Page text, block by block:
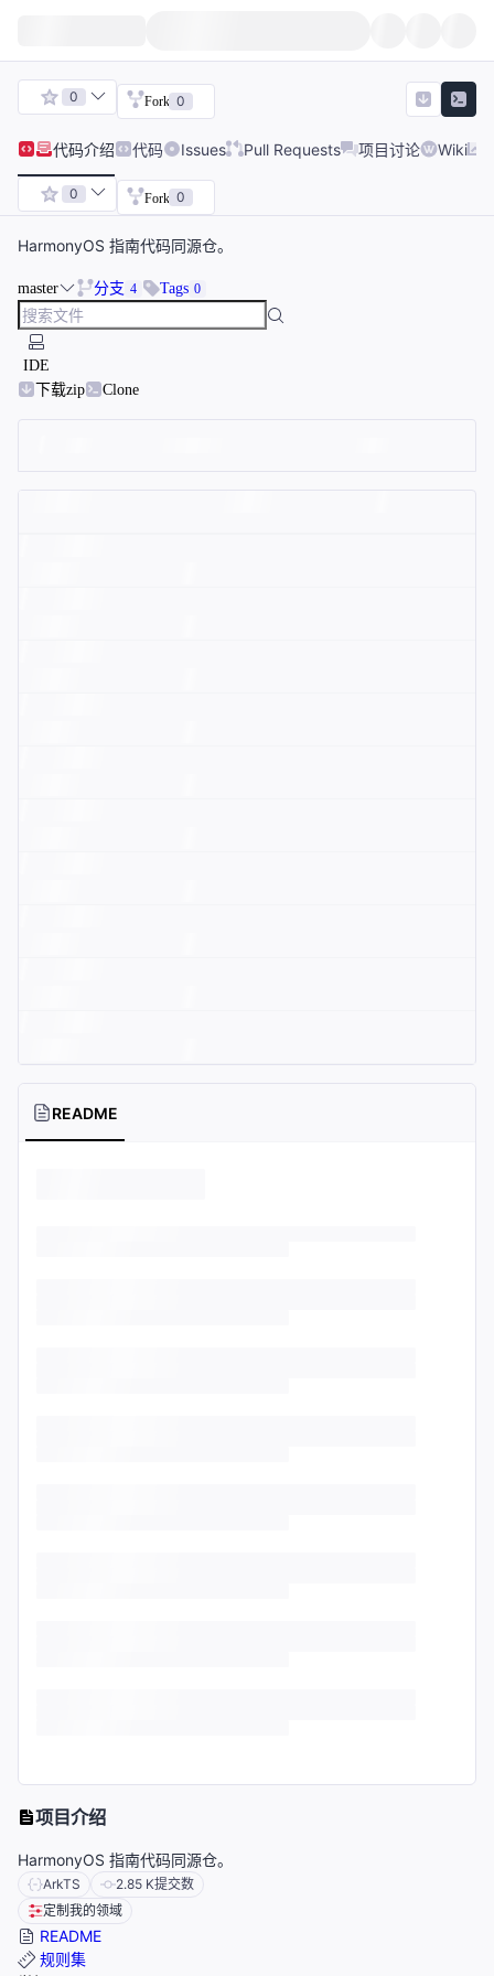
0 Fork 0
代码介绍 代码 Issues Pull Requests 项目讨论 Wiki
0 Fork 0
HarmonyOS 指南代码同源仓。
master 分支 4 Tags 0
IDE
下载zip
Clone
README
项目介绍
HarmonyOS 指南代码同源仓。
ArkTS 2.85 K提交数
定制我的领域
README
规则集